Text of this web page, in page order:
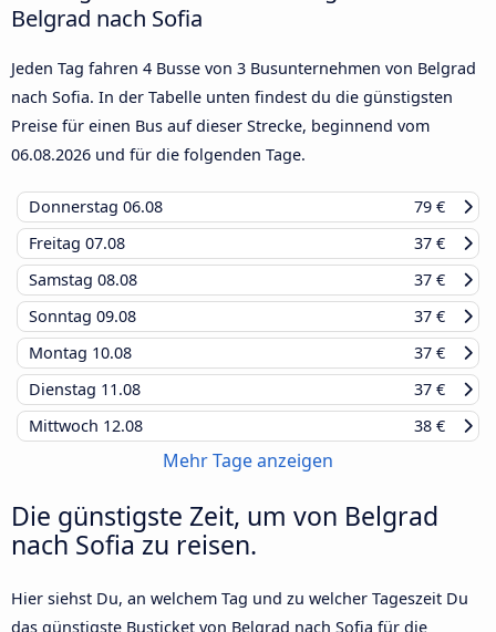
Belgrad nach Sofia
Jeden Tag fahren 4 Busse von 3 Busunternehmen von Belgrad
nach Sofia. In der Tabelle unten findest du die günstigsten
Preise für einen Bus auf dieser Strecke, beginnend vom
06.08.2026 und für die folgenden Tage.
Donnerstag 06.08
79 €
Freitag 07.08
37 €
Samstag 08.08
37 €
Sonntag 09.08
37 €
Montag 10.08
37 €
Dienstag 11.08
37 €
Mittwoch 12.08 38 €
Mehr Tage anzeigen
Die günstigste Zeit, um von Belgrad
nach Sofia zu reisen.
Hier siehst Du, an welchem Tag und zu welcher Tageszeit Du
das günstigste Busticket von Belgrad nach Sofia für die